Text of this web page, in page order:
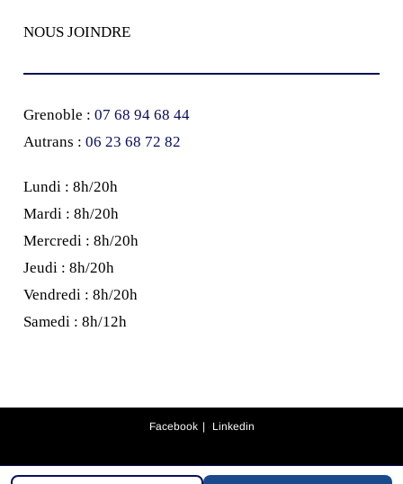
NOUS JOINDRE
Grenoble :07 68 94 68 44
Autrans :‭06 23 68 72 82‬
Lundi : 8h/20h
Mardi : 8h/20h
Mercredi : 8h/20h
Jeudi : 8h/20h
Vendredi : 8h/20h
Samedi : 8h/12h
Facebook Linkedin